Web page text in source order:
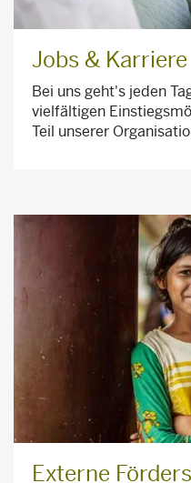
Jobs & Karriere
Bei uns geht's jeden
vielfältigen
Teil unserer
Externe